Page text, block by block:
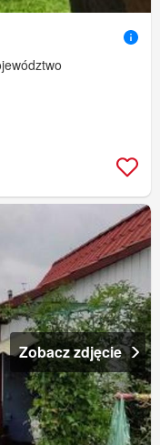
Zobacz zdjęcie